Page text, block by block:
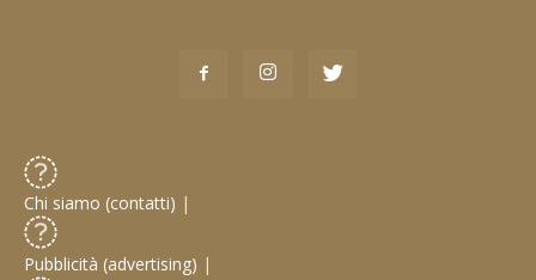
Chi siamo (contatti) |
Pubblicità (advertising) |